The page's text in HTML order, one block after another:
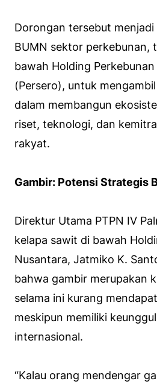
Dorongan tersebut
BUMN sektor perkebunan,
bawah Holding
(Persero), untuk
dalam membangun
riset, teknologi, dan
rakyat.
Gambir: Potensi Strategis
Direktur Utama PTPN IV
kelapa sawit di bawah
Nusantara, Jatmiko K.
bahwa gambir merupakan
selama ini kurang
meskipun memiliki
internasional.
“Kalau orang mendengar